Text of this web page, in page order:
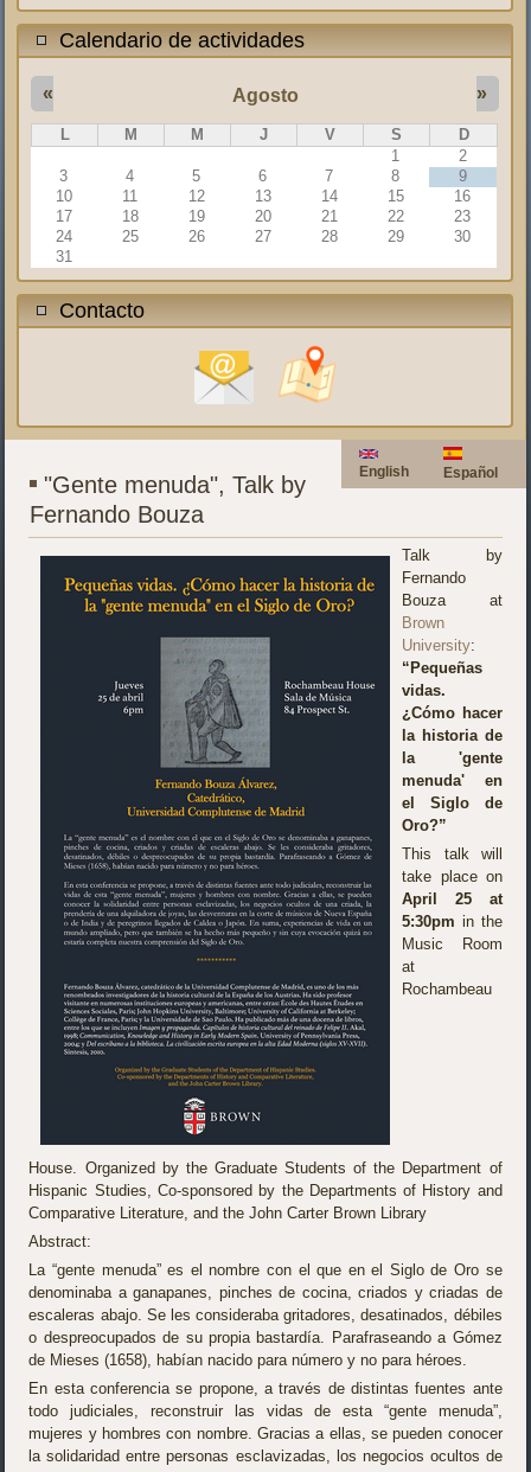
Calendario de actividades
Agosto
« »
L M M J V S
D
1
2
3
4 5 6 7 8
9
10
11 12 13 14 15
16
17
18 19 20 21 22
23
24
25 26 27 28 29
30
31
Contacto
Español
English
"Gente menuda", Talk by
Fernando Bouza
Talk by
Fernando
Bouza at
Brown
University:
“Pequeñas
vidas.
¿Cómo hacer
la historia de
la 'gente
menuda' en
el Siglo de
Oro?”
This talk will
take place on
April 25 at
5:30pm in the
Music Room
at
Rochambeau
House. Organized by the Graduate Students of the Department of
Hispanic Studies, Co-sponsored by the Departments of History and
Comparative Literature, and the John Carter Brown Library
Abstract:
La “gente menuda” es el nombre con el que en el Siglo de Oro se
denominaba a ganapanes, pinches de cocina, criados y criadas de
escaleras abajo. Se les consideraba gritadores, desatinados, débiles
o despreocupados de su propia bastardía. Parafraseando a Gómez
de Mieses (1658), habían nacido para número y no para héroes.
En esta conferencia se propone, a través de distintas fuentes ante
todo judiciales, reconstruir las vidas de esta “gente menuda”,
mujeres y hombres con nombre. Gracias a ellas, se pueden conocer
la solidaridad entre personas esclavizadas, los negocios ocultos de